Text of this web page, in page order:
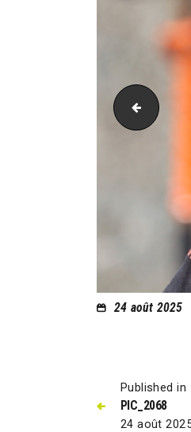
PIC_2067
24 août 2025
Published in
PIC_2068
24 août